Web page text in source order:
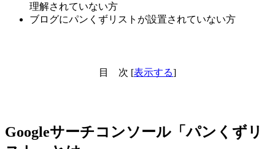
理解されていない方
ブログにパンくずリストが設置されていない方
目 次 [表示する]
Googleサーチコンソール「パンくずリ